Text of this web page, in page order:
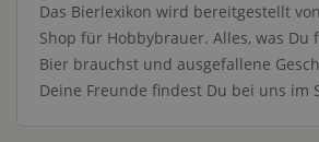
Das Bierlexikon wird bereitgestellt
Shop für Hobbybrauer. Alles, was Du
Bier brauchst und ausgefallene
Deine Freunde findest Du bei uns im